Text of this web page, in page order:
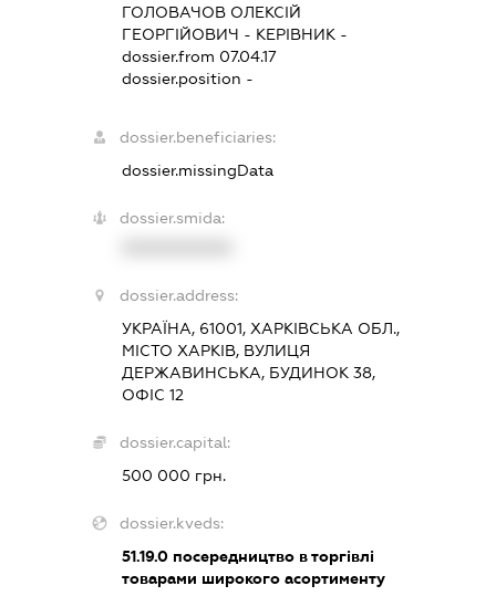
ГОЛОВАЧОВ ОЛЕКСІЙ
ГЕОРГІЙОВИЧ - КЕРІВНИК -
dossier.from 07.04.17
dossier.position -
dossier.beneficiaries:
dossier.missingData
dossier.smida:
dossier.address:
УКРАЇНА, 61001, ХАРКІВСЬКА ОБЛ.,
МІСТО ХАРКІВ, ВУЛИЦЯ
ДЕРЖАВИНСЬКА, БУДИНОК 38,
ОФІС 12
dossier.capital:
500 000 грн.
dossier.kveds:
51.19.0 посередництво в торгівлі
товарами широкого асортименту